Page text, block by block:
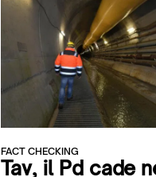
FACT CHECKING
Tav, il Pd cade